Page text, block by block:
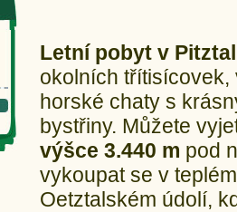
Letní pobyt v
okolních třítisícovek,
horské chaty s
bystřiny. Můžete
výšce 3.440 m pod
vykoupat se v
Oetztalském údolí,